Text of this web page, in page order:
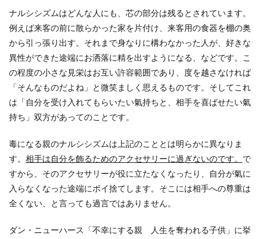
ナルシシズムはどんな人にも、芯の部分は残るとされています。
例えば来客の前に散らかった家を片付け、来客用の食器を棚の奥
から引っ張り出す。それまで身なりに構わなかった人が、好きな
異性ができた途端にお洒落に精を出すようになる、などです。こ
の程度の小さな見栄はお互い許容範囲であり、度を越さなければ
「そんなものだよね」と微笑ましく思えるものです。そしてこれ
は「自分を受け入れてもらいたい氣持ちと、相手を喜ばせたい氣
持ち」双方があってのことです。
毒になる親のナルシシズムは上記のこととは明らかに異なりま
す。 相手は自分を飾るためのアクセサリーに過ぎないのです。 で
すから、そのアクセサリーが役に立たなくなったり、自分が氣に
入らなくなった途端にポイ捨てします。そこには相手への尊重は
全くない、と言っても過言ではありません。
ダン・ニューハース「不幸にする親 人生を奪われる子供」に挙